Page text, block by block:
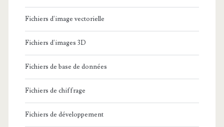
Fichiers d'image vectorielle
Fichiers d'images 3D
Fichiers de base de données
Fichiers de chiffrage
Fichiers de développement